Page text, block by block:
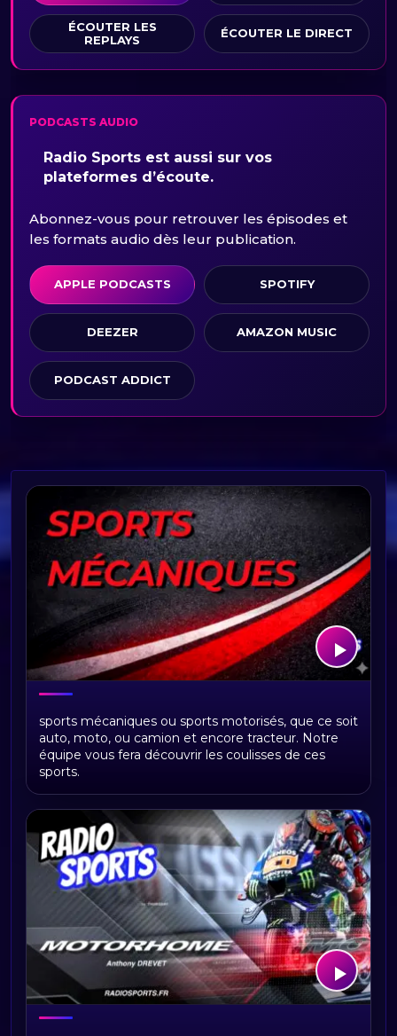
ÉCOUTER LES
REPLAYS
ÉCOUTER LE DIRECT
PODCASTS AUDIO
Radio Sports est aussi sur vos
plateformes d’écoute.
Abonnez-vous pour retrouver les épisodes et
les formats audio dès leur publication.
APPLE PODCASTS SPOTIFY
DEEZER AMAZON MUSIC
PODCAST ADDICT
Sports mécaniques : F1, MotoGP,
Endurance, Rallye et Motorhome
sports mécaniques ou sports motorisés, que ce soit
auto, moto, ou camion et encore tracteur. Notre
équipe vous fera découvrir les coulisses de ces
sports.